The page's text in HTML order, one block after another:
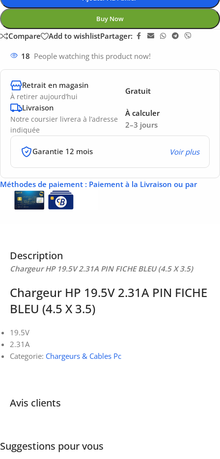
Buy Now
Compare Add to wishlistPartager:
18 People watching this product now!
Retrait en magasin
À retirer aujourd’hui
Gratuit
Livraison
Notre coursier livrera à l’adresse
indiquée
2–3 jours
À calculer
Garantie 12 mois Voir plus
Méthodes de paiement : Paiement à la Livraison ou par
Description
Chargeur HP 19.5V 2.31A PIN FICHE BLEU (4.5 X 3.5)
Chargeur HP 19.5V 2.31A PIN FICHE
BLEU (4.5 X 3.5)
19.5V
2.31A
Categorie: Chargeurs & Cables Pc
Avis clients
Suggestions pour vous